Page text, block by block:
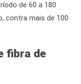
de 60 a 180
contra mais de 100
fibra de